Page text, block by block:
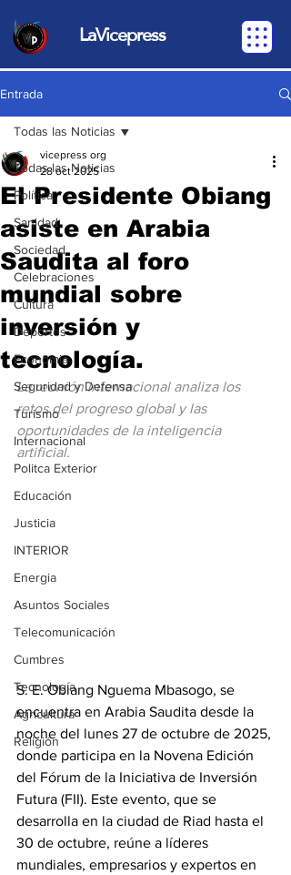
LaVicepress
Entrada
Todas las Noticias
Política
Sanidad
Sociedad
Celebraciones
Cultura
Deportes
Economia
Seguridad y Defensa
Turismo
Internacional
Politca Exterior
Educación
Justicia
INTERIOR
Energia
Asuntos Sociales
Telecomunicación
Cumbres
Tecnología
Agricultura
Religión
Todas las Noticias
El Presidente Obiang
asiste en Arabia
Saudita al foro
mundial sobre
inversión y
tecnología.
vicepress org
28 oct 2025
La reunión internacional analiza los
retos del progreso global y las
oportunidades de la inteligencia
artificial.
S. E. Obiang Nguema Mbasogo, se
encuentra en Arabia Saudita desde la
noche del lunes 27 de octubre de 2025,
donde participa en la Novena Edición
del Fórum de la Iniciativa de Inversión
Futura (FII). Este evento, que se
desarrolla en la ciudad de Riad hasta el
30 de octubre, reúne a líderes
mundiales, empresarios y expertos en